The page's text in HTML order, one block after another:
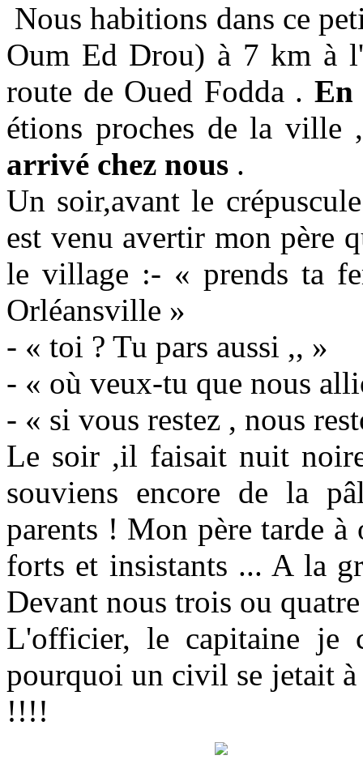
Nous habitions dans ce
Oum Ed Drou) à 7 km à
route de Oued Fodda . En
étions proches de la ville ,
arrivé chez nous .
Un soir,avant le
est venu avertir mon père
le village :- « prends ta
Orléansville »
- « toi ? Tu pars aussi ,, »
- « où veux-tu que nous
- « si vous restez , nous
Le soir ,il faisait nuit
souviens encore de la
parents ! Mon père tarde à
forts et insistants ... A la
Devant nous trois ou
L'officier, le capitaine je
pourquoi un civil se jetait à
!!!!